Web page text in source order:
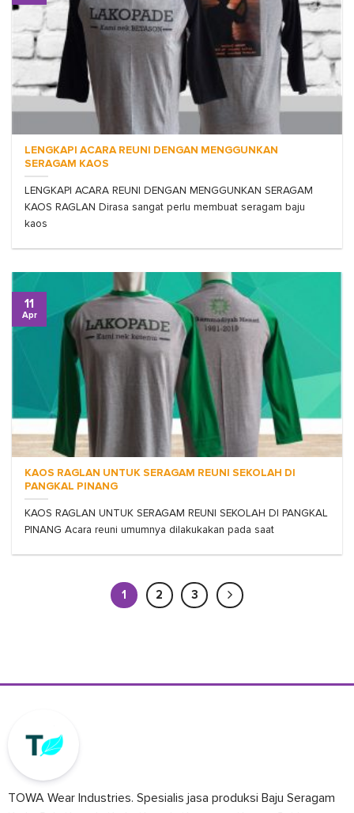
LENGKAPI ACARA REUNI DENGAN MENGGUNKAN
SERAGAM KAOS
LENGKAPI ACARA REUNI DENGAN MENGGUNKAN SERAGAM
KAOS RAGLAN Dirasa sangat perlu membuat seragam baju
kaos
KAOS RAGLAN UNTUK SERAGAM REUNI SEKOLAH DI
PANGKAL PINANG
KAOS RAGLAN UNTUK SERAGAM REUNI SEKOLAH DI PANGKAL
PINANG Acara reuni umumnya dilakukakan pada saat
11
Apr
1 2 3
TOWA Wear Industries. Spesialis jasa produksi Baju Seragam